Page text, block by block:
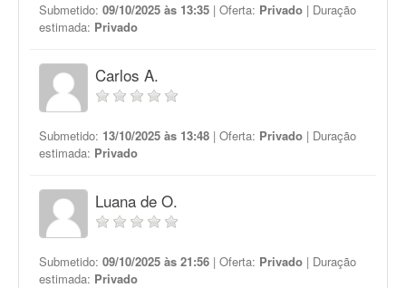
Submetido: 09/10/2025 às 13:35 | Oferta: Privado | Duração
estimada: Privado
Carlos A.
Submetido: 13/10/2025 às 13:48 | Oferta: Privado | Duração
estimada: Privado
Luana de O.
Submetido: 09/10/2025 às 21:56 | Oferta: Privado | Duração
estimada: Privado